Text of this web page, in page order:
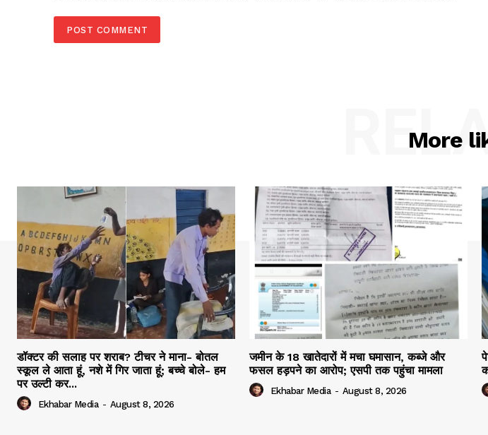
More
डॉक्टर की सलाह पर शराब? टीचर ने माना- बोतल
स्कूल ले आता हूं, नशे में गिर जाता हूं; बच्चे बोले- हम
पर उल्टी कर...
Ekhabar Media - August 8, 2026
जमीन के 18 खातेदारों में मचा घमासान, कब्जे और
फसल हड़पने का आरोप; एसपी तक पहुंचा मामला
Ekhabar Media - August 8, 2026